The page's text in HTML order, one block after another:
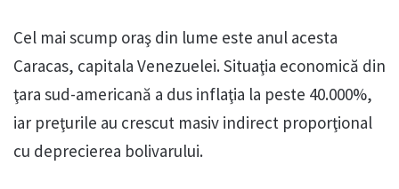
Cel mai scump oraş din lume este anul acesta
Caracas, capitala Venezuelei. Situaţia economică din
ţara sud-americană a dus inflaţia la peste 40.000%,
iar preţurile au crescut masiv indirect proporţional
cu deprecierea bolivarului.